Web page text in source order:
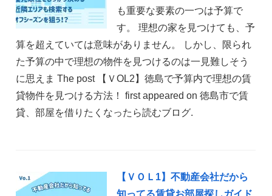
も重要な要素の一つは予算で
す。 理想の家を見つけても、予
算を超えていては意味がありません。 しかし、限られ
た予算の中で理想の物件を見つけるのは一見難しそう
に思えま The post 【ＶOL2】徳島で予算内で理想の賃
貸物件を見つける方法！ first appeared on 徳島市で賃
貸、部屋を借りたくなったら読むブログ.
【ＶＯＬ1】不動産会社だから
知ってる賃貸お部屋探しガイド